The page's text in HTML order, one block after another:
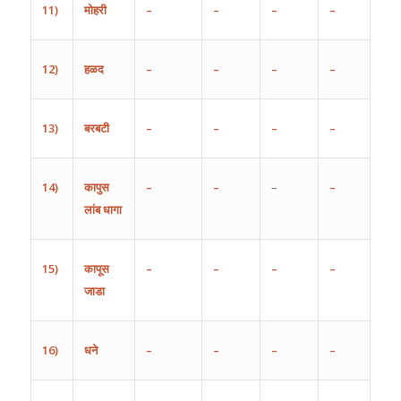
11) मोहरी – – – –
12) हळद – – – –
13) बरबटी – – – –
14)
कापुस
लांबधागा
– – – –
15)
कापूस
जाडा
– – – –
16) धने – – – –